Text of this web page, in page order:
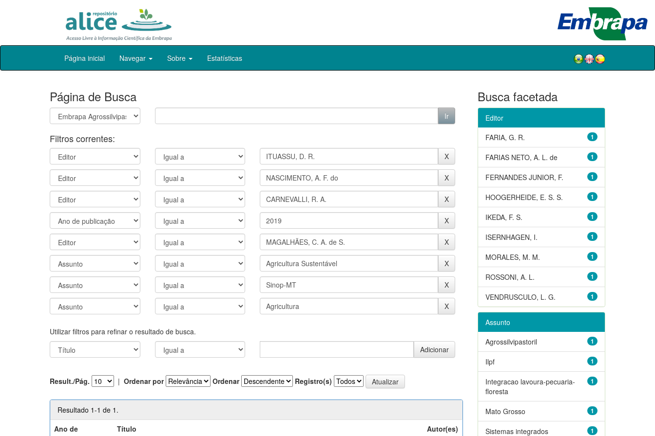
Skip
Página inicial Navegar Sobre Estatísticas
Página de Busca
Filtros correntes:
Utilizar filtros para refinar o resultado de busca.
Result./Pág. | Ordenar por Ordenar Registro(s)
Resultado 1-1 de 1.
Ano de
Título Autor(es)
Busca facetada
Editor
1
FARIA, G. R.
1
FARIAS NETO, A. L. de
1
FERNANDES JUNIOR, F.
1
HOOGERHEIDE, E. S. S.
1
IKEDA, F. S.
1
ISERNHAGEN, I.
1
MORALES, M. M.
1
ROSSONI, A. L.
1
VENDRUSCULO, L. G.
Assunto
1
Agrossilvipastoril
1
Ilpf
1
Integracao lavoura-pecuaria-
floresta
1
Mato Grosso
1
Sistemas integrados